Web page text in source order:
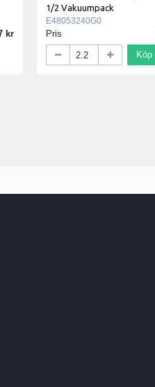
1/2 Vakuumpack
E48053240G0
Pris
Köp